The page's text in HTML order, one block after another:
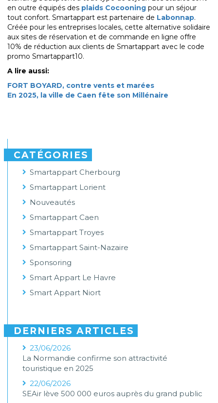
en outre équipés des plaids Cocooning pour un séjour
tout confort. Smartappart est partenaire de Labonnap.
Créée pour les entreprises locales, cette alternative solidaire
aux sites de réservation et de commande en ligne offre
10% de réduction aux clients de Smartappart avec le code
promo Smartappart10.
A lire aussi:
FORT BOYARD, contre vents et marées
En 2025, la ville de Caen fête son Millénaire
CATÉGORIES
Smartappart Cherbourg
Smartappart Lorient
Nouveautés
Smartappart Caen
Smartappart Troyes
Smartappart Saint-Nazaire
Sponsoring
Smart Appart Le Havre
Smart Appart Niort
DERNIERS ARTICLES
23/06/2026
La Normandie confirme son attractivité
touristique en 2025
22/06/2026
SEAir lève 500 000 euros auprès du grand public